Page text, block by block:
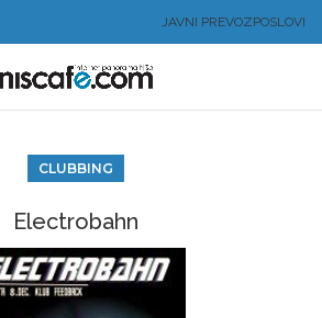
JAVNI PREVOZPOSLOVI
CLUBBING
Electrobahn